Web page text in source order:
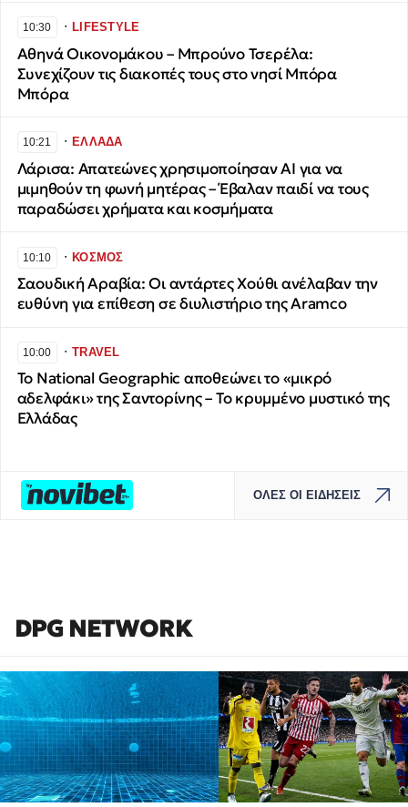
10:30 ∙LIFESTYLE
Αθηνά Οικονομάκου – Μπρούνο Τσερέλα:
Συνεχίζουν τις διακοπές τους στο νησί Μπόρα
Μπόρα
10:21 ∙ΕΛΛΑΔΑ
Λάρισα: Απατεώνες χρησιμοποίησαν AI για να
μιμηθούν τη φωνή μητέρας – Έβαλαν παιδί να τους
παραδώσει χρήματα και κοσμήματα
10:10 ∙ΚΟΣΜΟΣ
Σαουδική Αραβία: Οι αντάρτες Χούθι ανέλαβαν την
ευθύνη για επίθεση σε διυλιστήριο της Aramco
10:00 ∙TRAVEL
Το National Geographic αποθεώνει το «μικρό
αδελφάκι» της Σαντορίνης – Το κρυμμένο μυστικό της
Ελλάδας
ΟΛΕΣ ΟΙ ΕΙΔΗΣΕΙΣ
DPG NETWORK